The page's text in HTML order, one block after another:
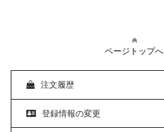
ページトップへ
注文履歴
登録情報の変更